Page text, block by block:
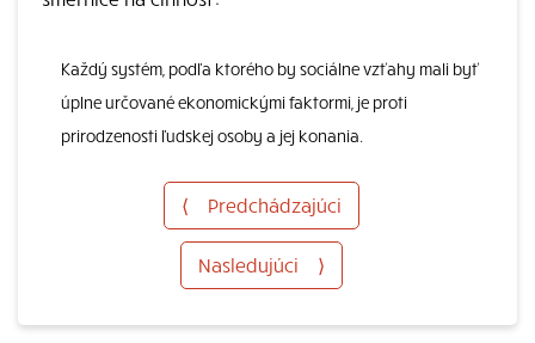
Každý systém, podľa ktorého by sociálne vzťahy mali byť
úplne určované ekonomickými faktormi, je proti
prirodzenosti ľudskej osoby a jej konania.
⟨ Predchádzajúci
Nasledujúci ⟩